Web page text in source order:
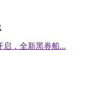
启，全新黑券船...